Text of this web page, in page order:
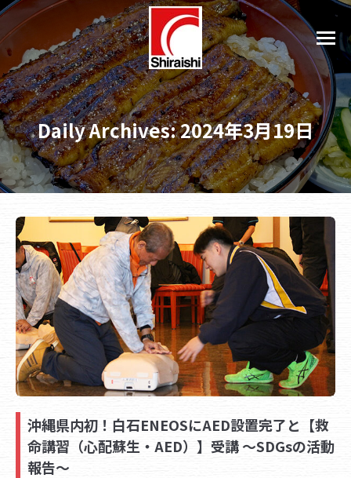
Daily Archives:2024年3月19日
沖縄県内初！白石ENEOSにAED設置完了と【救
命講習（心配蘇生・AED）】受講 ～SDGsの活動
報告～